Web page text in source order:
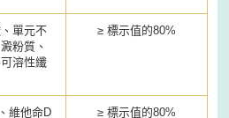
單元不
粉質、
溶性纖
≥ 標示值的80%
維他命D
≥ 標示值的80%